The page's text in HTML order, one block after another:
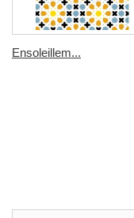
Ensoleillem...